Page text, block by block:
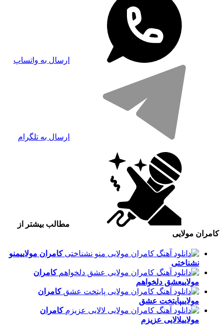
ارسال به واتساپ
ارسال به تلگرام
مطالب بیشتر از
کامران مولایی
کامران مولاییمنو
نشناختی
کامران
مولاییعشق دلخواهم
کامران
مولاییپایتخت عشق
کامران
مولاییلالایی عزیزم‌